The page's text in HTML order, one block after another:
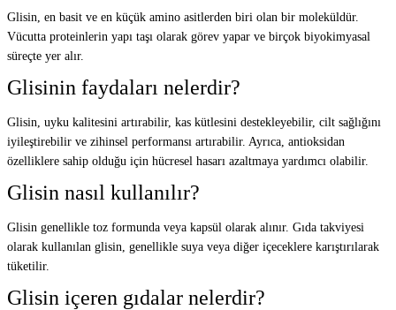
Glisin, en basit ve en küçük amino asitlerden biri olan bir moleküldür.
Vücutta proteinlerin yapı taşı olarak görev yapar ve birçok biyokimyasal
süreçte yer alır.
Glisinin faydaları nelerdir?
Glisin, uyku kalitesini artırabilir, kas kütlesini destekleyebilir, cilt sağlığını
iyileştirebilir ve zihinsel performansı artırabilir. Ayrıca, antioksidan
özelliklere sahip olduğu için hücresel hasarı azaltmaya yardımcı olabilir.
Glisin nasıl kullanılır?
Glisin genellikle toz formunda veya kapsül olarak alınır. Gıda takviyesi
olarak kullanılan glisin, genellikle suya veya diğer içeceklere karıştırılarak
tüketilir.
Glisin içeren gıdalar nelerdir?